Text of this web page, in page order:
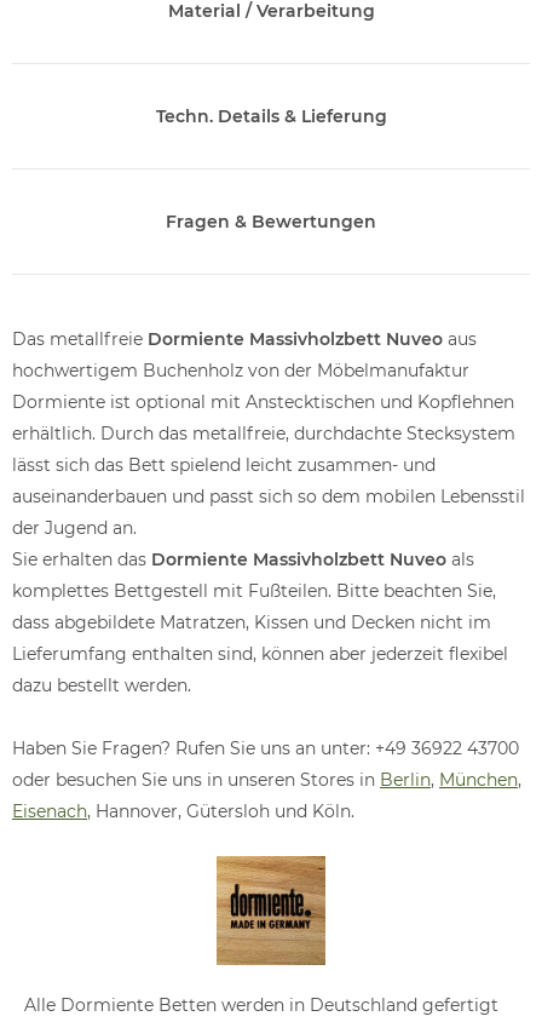
Material / Verarbeitung
Techn. Details & Lieferung
Fragen & Bewertungen
Das metallfreie Dormiente Massivholzbett Nuveo aus
hochwertigem Buchenholz von der Möbelmanufaktur
Dormiente ist optional mit Anstecktischen und Kopflehnen
erhältlich. Durch das metallfreie, durchdachte Stecksystem
lässt sich das Bett spielend leicht zusammen- und
auseinanderbauen und passt sich so dem mobilen Lebensstil
der Jugend an.
Sie erhalten das Dormiente Massivholzbett Nuveo als
komplettes Bettgestell mit Fußteilen. Bitte beachten Sie,
dass abgebildete Matratzen, Kissen und Decken nicht im
Lieferumfang enthalten sind, können aber jederzeit flexibel
dazu bestellt werden.
Haben Sie Fragen? Rufen Sie uns an unter: +49 36922 43700
oder besuchen Sie uns in unseren Stores in Berlin, München,
Eisenach, Hannover, Gütersloh und Köln.
Alle Dormiente Betten werden in Deutschland gefertigt